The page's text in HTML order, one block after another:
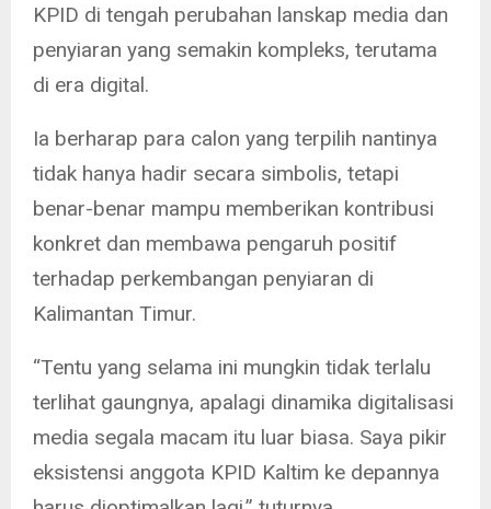
KPID di tengah perubahan lanskap media dan
penyiaran yang semakin kompleks, terutama
di era digital.
Ia berharap para calon yang terpilih nantinya
tidak hanya hadir secara simbolis, tetapi
benar-benar mampu memberikan kontribusi
konkret dan membawa pengaruh positif
terhadap perkembangan penyiaran di
Kalimantan Timur.
“Tentu yang selama ini mungkin tidak terlalu
terlihat gaungnya, apalagi dinamika digitalisasi
media segala macam itu luar biasa. Saya pikir
eksistensi anggota KPID Kaltim ke depannya